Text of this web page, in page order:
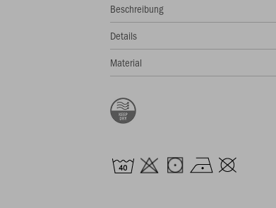
Beschreibung
Details
Material